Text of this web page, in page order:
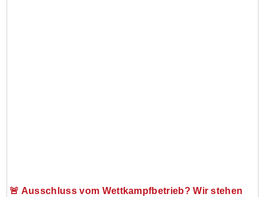
🚨 Ausschluss vom Wettkampfbetrieb? Wir stehen